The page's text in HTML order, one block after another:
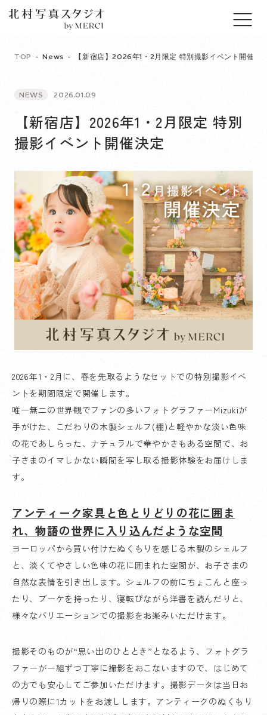
TOP News 【新宿店】2026年1・2月限定 特別撮影イベント開催決
NEWS 2026.01.09
【新宿店】2026年1・2月限定 特別
撮影イベント開催決定
2026年1・2月に、春を先取るようなセットでの特別撮影イベ
ントを期間限定で開催します。
唯一無二の世界観でファンの多いフォトグラファーMizukiが
手がけた、こだわりの木製シェルフ(棚)と軽やかな淡い色味
の花であしらった、ナチュラルで華やかさもある空間で、お
子さまのイマしかない瞬間を写し取る撮影体験をお届けしま
す。
アンティーク家具と色とりどりの花に囲ま
れ、物語の世界に入り込んだような空間
ヨーロッパから買い付けたぬくもりを感じる木製のシェルフ
と、淡くてやさしい色味の花に囲まれた空間が、お子さまの
自然な表情を引き出します。シェルフの前にちょこんと座っ
たり、ブーケを持ったり、寝転びながら洋書を読んだりと、
様々なバリエーションでの撮影をお楽みいただけます。
撮影そのものが“思い出のひととき”となるよう、フォトグラ
ファーが一組ずつ丁寧に撮影をおこないますので、はじめて
の方でも安心してご参加いただけます。撮影データは当日お
帰りの際に1カットをお渡しします。アンティークのぬくもり